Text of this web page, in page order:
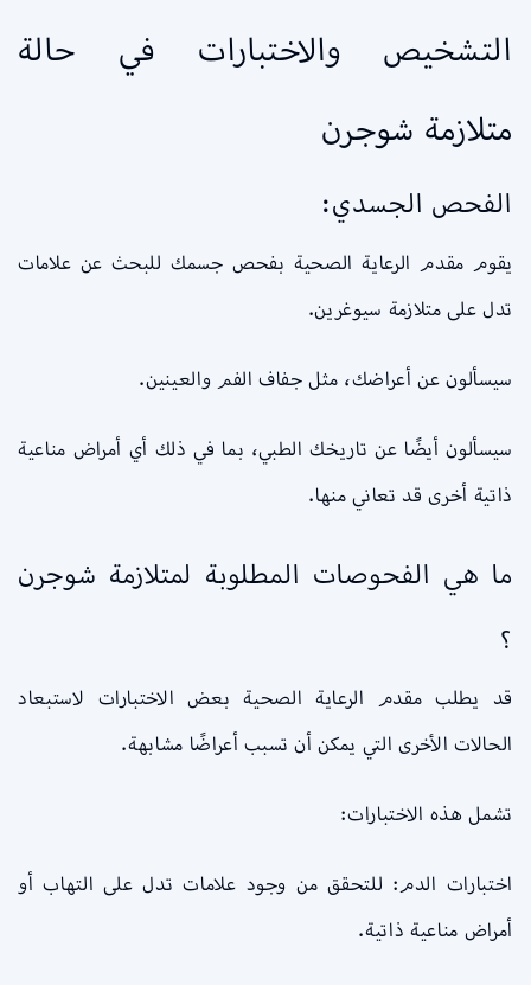
التشخيص والاختبارات في حالة
متلازمة شوجرن
الفحص الجسدي:
يقوم مقدم الرعاية الصحية بفحص جسمك للبحث عن علامات
تدل على متلازمة سيوغرين.
سيسألون عن أعراضك، مثل جفاف الفم والعينين.
سيسألون أيضًا عن تاريخك الطبي، بما في ذلك أي أمراض مناعية
ذاتية أخرى قد تعاني منها.
ما هي الفحوصات المطلوبة لمتلازمة شوجرن
؟
قد يطلب مقدم الرعاية الصحية بعض الاختبارات لاستبعاد
الحالات الأخرى التي يمكن أن تسبب أعراضًا مشابهة.
تشمل هذه الاختبارات:
اختبارات الدم: للتحقق من وجود علامات تدل على التهاب أو
أمراض مناعية ذاتية.